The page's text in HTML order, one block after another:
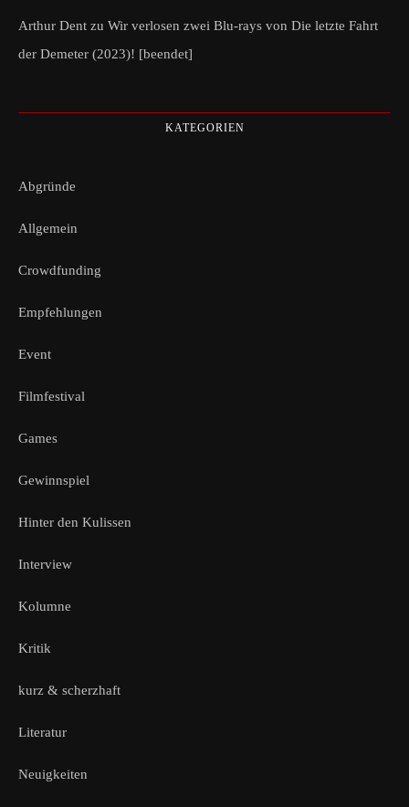
Arthur Dent zu Wir verlosen zwei Blu-rays von Die letzte Fahrt
der Demeter (2023)! [beendet]
KATEGORIEN
Abgründe
Allgemein
Crowdfunding
Empfehlungen
Event
Filmfestival
Games
Gewinnspiel
Hinter den Kulissen
Interview
Kolumne
Kritik
kurz & scherzhaft
Literatur
Neuigkeiten